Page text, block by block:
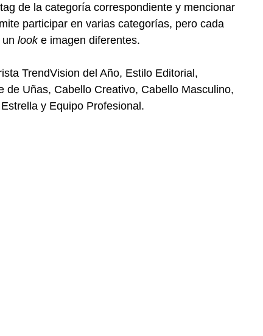
de la categoría correspondiente y mencionar
participar en varias categorías, pero cada
look e imagen diferentes.
TrendVision del Año, Estilo Editorial,
de Uñas, Cabello Creativo, Cabello Masculino,
y Equipo Profesional.